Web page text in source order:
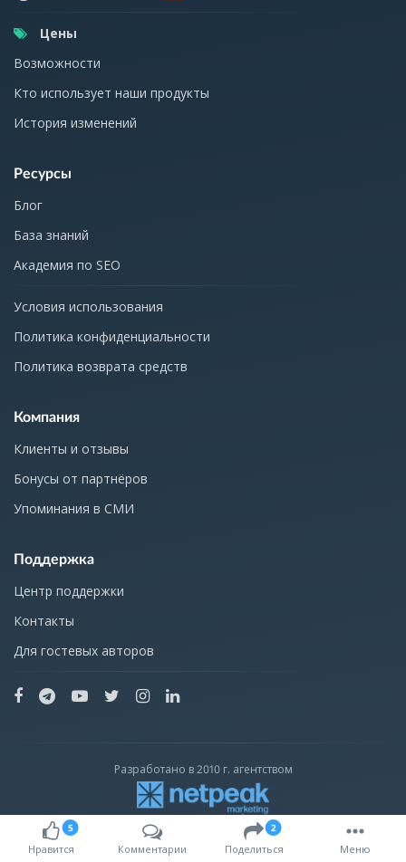
5
Нравится Комментарии
2
Поделиться Меню
Цены
Возможности
Кто использует наши продукты
История изменений
Ресурсы
Блог
База знаний
Академия по SEO
Условия использования
Политика конфиденциальности
Политика возврата средств
Компания
Клиенты и отзывы
Бонусы от партнёров
Упоминания в СМИ
Поддержка
Центр поддержки
Контакты
Для гостевых авторов
Разработано в 2010 г. агентством
С 2016 г. — независимы от агентства Netpeak и входят в состав